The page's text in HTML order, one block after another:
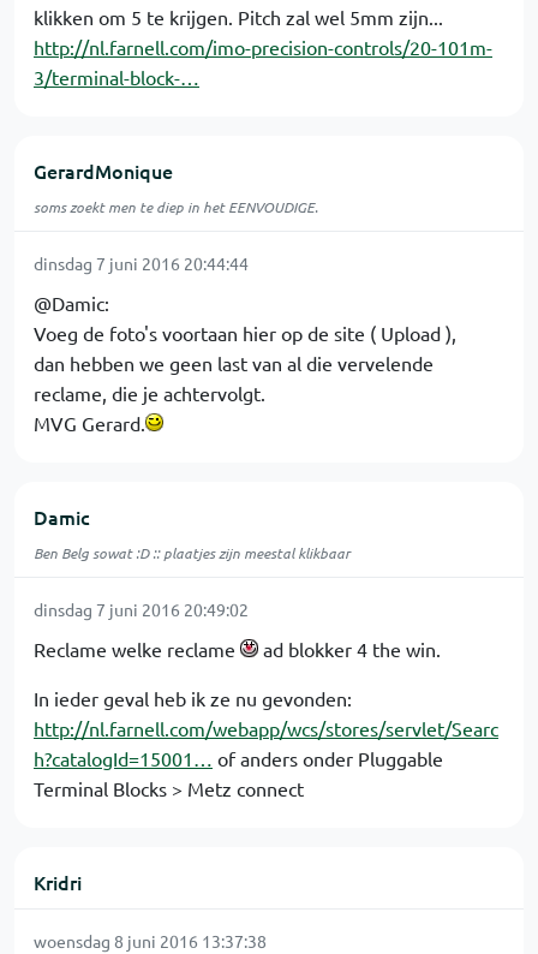
klikken om 5 te krijgen. Pitch zal wel 5mm zijn...
http://nl.farnell.com/imo-precision-controls/20-101m-
3/terminal-block-…
GerardMonique
soms zoekt men te diep in het EENVOUDIGE.
dinsdag 7 juni 2016 20:44:44
@Damic:
Voeg de foto's voortaan hier op de site ( Upload ),
dan hebben we geen last van al die vervelende
reclame, die je achtervolgt.
MVG Gerard.
Damic
Ben Belg sowat :D :: plaatjes zijn meestal klikbaar
dinsdag 7 juni 2016 20:49:02
Reclame welke reclame ad blokker 4 the win.
In ieder geval heb ik ze nu gevonden:
http://nl.farnell.com/webapp/wcs/stores/servlet/Searc
h?catalogId=15001… of anders onder Pluggable
Terminal Blocks > Metz connect
Kridri
woensdag 8 juni 2016 13:37:38